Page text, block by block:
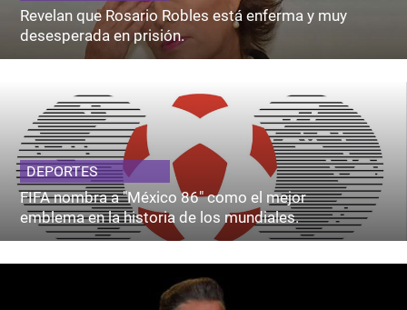
Revelan que Rosario Robles está enferma y muy
desesperada en prisión.
DEPORTES
FIFA nombra a "México 86" como el mejor
emblema en la historia de los mundiales.